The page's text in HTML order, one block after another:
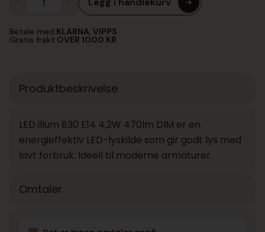
E14
4,2W
Betale med:KLARNA, VIPPS
Gratis frakt:OVER 1000 KR
Produktbeskrivelse
LED illum 830 E14 4,2W 470lm DIM er en
energieffektiv LED-lyskilde som gir godt lys med
lavt forbruk. Ideell til moderne armaturer.
Omtaler